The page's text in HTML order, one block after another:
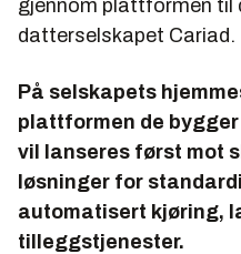
gjennom plattformen til
datterselskapet Cariad.
På selskapets
plattformen de
vil lanseres først mot
løsninger for
automatisert kjøring,
tilleggstjenester.